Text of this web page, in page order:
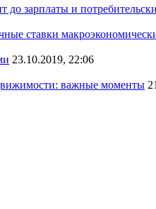
до зарплаты и
ставки
23.10.2019, 22:06
важные моменты